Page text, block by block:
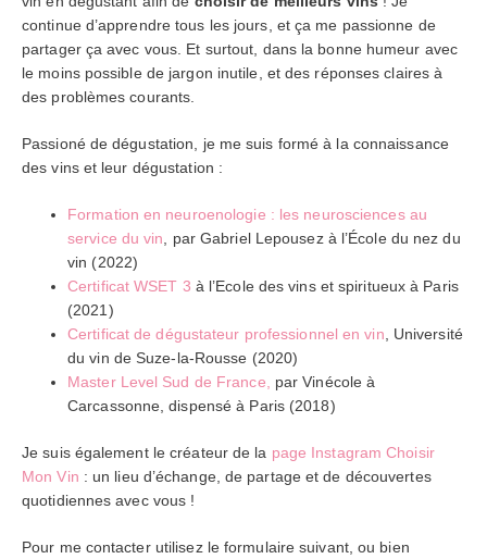
continue d’apprendre tous les jours, et ça me passionne de
partager ça avec vous. Et surtout, dans la bonne humeur avec
le moins possible de jargon inutile, et des réponses claires à
des problèmes courants.
Passioné de dégustation, je me suis formé à la connaissance
des vins et leur dégustation :
Formation en neuroenologie : les neurosciences au
service du vin , par Gabriel Lepousez à l’École du nez du
vin (2022)
Certificat WSET 3 à l’Ecole des vins et spiritueux à Paris
(2021)
Certificat de dégustateur professionnel en vin , Université
du vin de Suze-la-Rousse (2020)
Master Level Sud de France,
par Vinécole à
Carcassonne, dispensé à Paris (2018)
Je suis également le créateur de la page Instagram Choisir
Mon Vin : un lieu d’échange, de partage et de découvertes
quotidiennes avec vous !
Pour me contacter utilisez le formulaire suivant, ou bien